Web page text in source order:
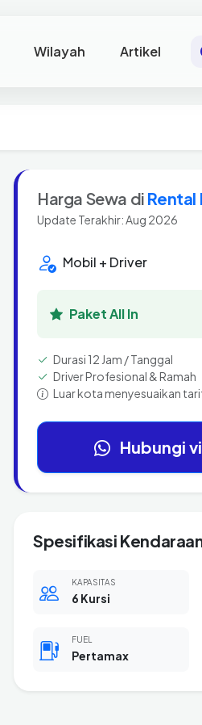
Wilayah Artikel
Harga Sewa di Rental
Update Terakhir: Aug 2026
Mobil + Driver
Paket All In
Durasi 12 Jam / Tanggal
Driver Profesional & Ramah
Luar kota menyesuaikan
Hubungi
Spesifikasi
KAPASITAS
6 Kursi
FUEL
Pertamax